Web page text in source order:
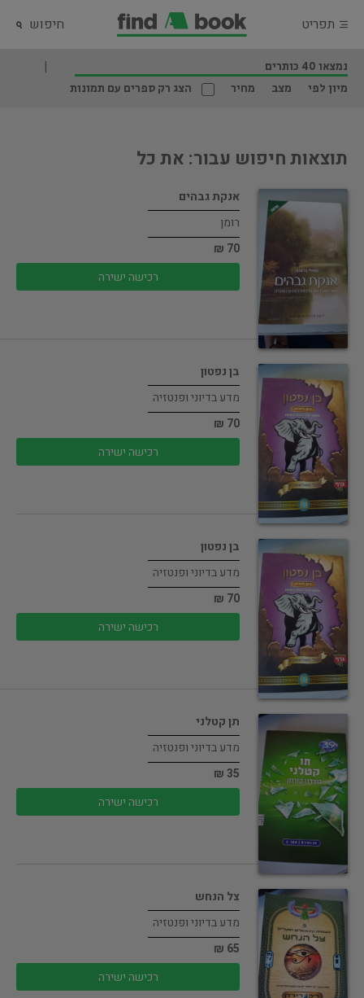
תפריט חיפוש
נמצאו 40 כותרים
מיון לפי
מצב מחיר הצג רק ספרים עם תמונות
תוצאות חיפוש עבור: את כל
אנקת גבהים
רומן
70 ₪
רכישה ישירה
בן נפטון
מדע בדיוני ופנטזיה
70 ₪
רכישה ישירה
בן נפטון
מדע בדיוני ופנטזיה
70 ₪
רכישה ישירה
תן קטלני
מדע בדיוני ופנטזיה
35 ₪
רכישה ישירה
צל הנחש
מדע בדיוני ופנטזיה
65 ₪
רכישה ישירה